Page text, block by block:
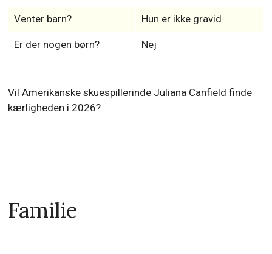
Venter barn? Hun er ikke gravid
Er der nogen børn? Nej
Vil Amerikanske skuespillerinde Juliana Canfield finde
kærligheden i 2026?
Familie